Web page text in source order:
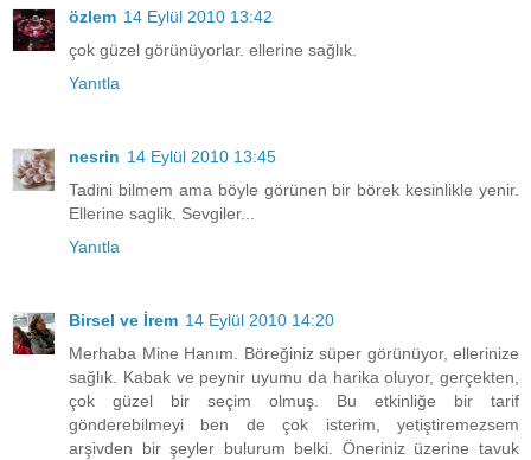
özlem 14 Eylül 2010 13:42
çok güzel görünüyorlar. ellerine sağlık.
Yanıtla
nesrin 14 Eylül 2010 13:45
Tadini bilmem ama böyle görünen bir börek kesinlikle yenir.
Ellerine saglik. Sevgiler...
Yanıtla
Birsel ve İrem 14 Eylül 2010 14:20
Merhaba Mine Hanım. Böreğiniz süper görünüyor, ellerinize
sağlık. Kabak ve peynir uyumu da harika oluyor, gerçekten,
çok güzel bir seçim olmuş. Bu etkinliğe bir tarif
gönderebilmeyi ben de çok isterim, yetiştiremezsem
arşivden bir şeyler bulurum belki. Öneriniz üzerine tavuk